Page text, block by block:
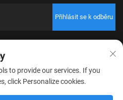
Přihlásit se k odběru
údajů
to provide our services. If you
click Personalize cookies.